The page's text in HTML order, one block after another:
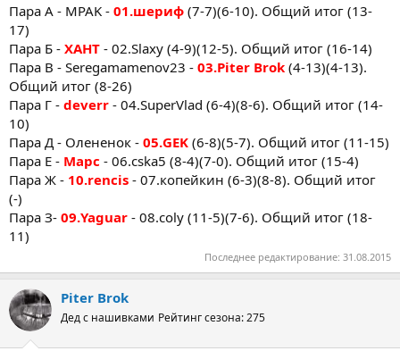
Пара А - MPAK - 01.шериф (7-7)(6-10). Общий итог (13-
17)
Пара Б - ХАНТ - 02.Slaxy (4-9)(12-5). Общий итог (16-14)
Пара В - Seregamamenov23 - 03.Piter Brok (4-13)(4-13).
Общий итог (8-26)
Пара Г - deverr - 04.SuperVlad (6-4)(8-6). Общий итог (14-
10)
Пара Д - Олененок - 05.GEK (6-8)(5-7). Общий итог (11-15)
Пара Е - Марс - 06.cska5 (8-4)(7-0). Общий итог (15-4)
Пара Ж - 10.rencis - 07.копейкин (6-3)(8-8). Общий итог
(-)
Пара З- 09.Yaguar - 08.coly (11-5)(7-6). Общий итог (18-
11)
Последнее редактирование: 31.08.2015
Piter Brok
Дед с нашивками Рейтинг сезона: 275